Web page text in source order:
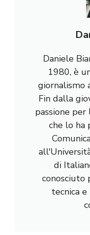
Daniele
1980, è
giornalismo
Fin dalla
passione
che lo ha
di
conosciuto
tecnica